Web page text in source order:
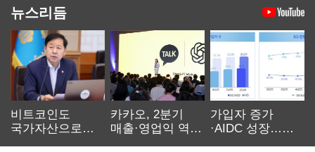
뉴스리듬
비트코인도
국가자산으로…'
카카오, 2분기
매출·영업익 역대
가입자 증가
·AIDC 성장…